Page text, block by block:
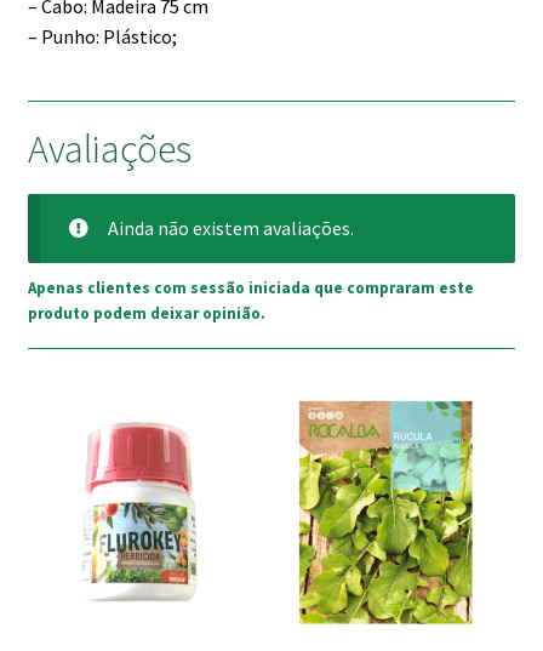
– Cabo: Madeira 75 cm
– Punho: Plástico;
Avaliações
Ainda não existem avaliações.
Apenas clientes com sessão iniciada que compraram este
produto podem deixar opinião.